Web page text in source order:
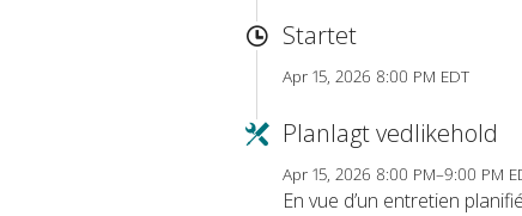
Startet
Apr 15, 2026 8:00 PM EDT
Planlagt vedlikehold
Apr 15, 2026 8:00 PM–9:00 PM
En vue d’un entretien